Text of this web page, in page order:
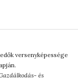
versenyképessége
és